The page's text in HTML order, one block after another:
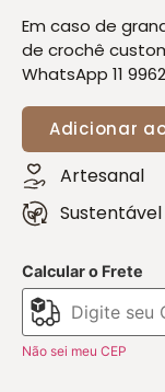
Em caso de
de crochê
WhatsApp 11
Adicionar
Artesanal
Sustentável
Calcular o Frete
Não sei meu CEP